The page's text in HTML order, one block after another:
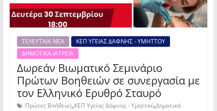
ΤΕΛΕΥΤΑΙΑ ΝΕΑ
ΚΕΠ ΥΓΕΙΑΣ ΔΑΦΝΗΣ - ΥΜΗΤΤΟΥ
ΔΗΜΟΤΙΚΑ ΙΑΤΡΕΙΑ
Δωρεάν Βιωματικό Σεμινάριο
Πρώτων Βοηθειών σε συνεργασία με
τον Ελληνικό Ερυθρό Σταυρό
Πρώτες Βοήθειες,ΚΕΠ Υγείας Δάφνης - Υμηττού,Δημοτικά